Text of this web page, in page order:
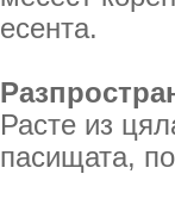
есента.
Расте из
пасищата,